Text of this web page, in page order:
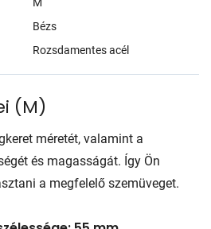
Bézs
Rozsdamentes acél
(M)
méretét, valamint a
és magasságát. Így Ön
a megfelelő szemüveget.